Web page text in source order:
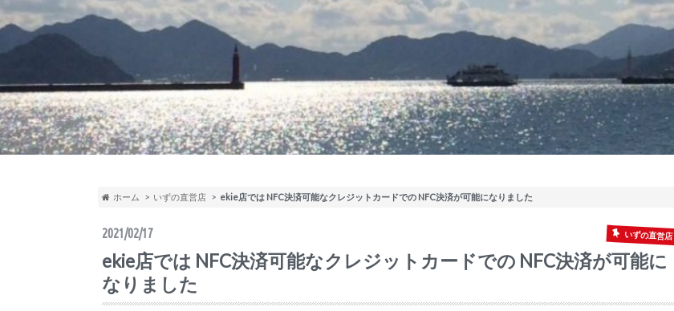
ホーム いずの直営店 ekie店では NFC決済可能なクレジットカードでの NFC決済が可能になりました
2021/02/17 いずの直営店
ekie店では NFC決済可能なクレジットカードでの NFC決済が可能に
なりました